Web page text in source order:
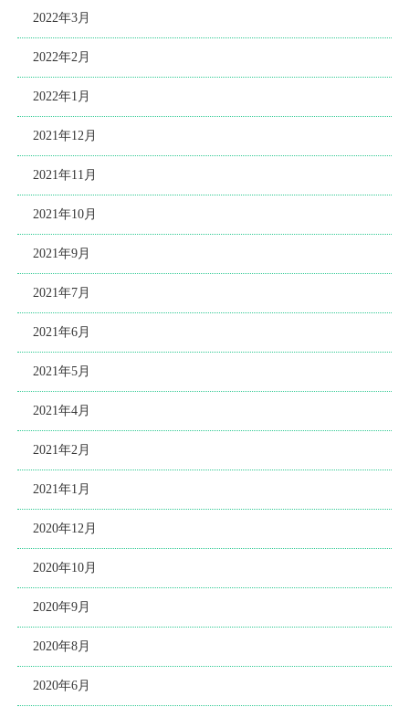
2022年3月
2022年2月
2022年1月
2021年12月
2021年11月
2021年10月
2021年9月
2021年7月
2021年6月
2021年5月
2021年4月
2021年2月
2021年1月
2020年12月
2020年10月
2020年9月
2020年8月
2020年6月